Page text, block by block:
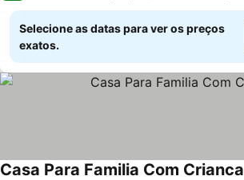
Selecione as datas para ver os preços
exatos.
Casa Para Familia Com Crianca